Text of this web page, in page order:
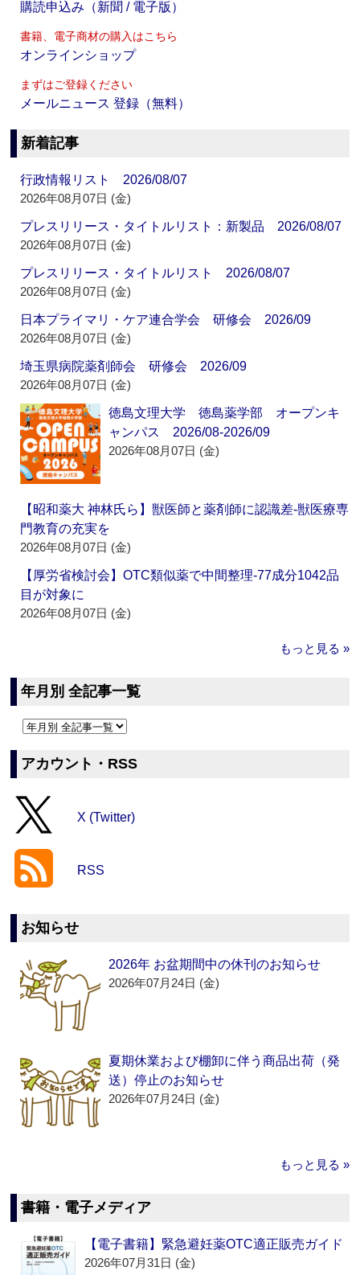
購読申込み（新聞 / 電子版）
書籍、電子商材の購入はこちら
オンラインショップ
まずはご登録ください
メールニュース 登録（無料）
新着記事
行政情報リスト 2026/08/07
2026年08月07日 (金)
プレスリリース・タイトルリスト：新製品 2026/08/07
2026年08月07日 (金)
プレスリリース・タイトルリスト 2026/08/07
2026年08月07日 (金)
日本プライマリ・ケア連合学会 研修会 2026/09
2026年08月07日 (金)
埼玉県病院薬剤師会 研修会 2026/09
2026年08月07日 (金)
徳島文理大学 徳島薬学部 オープンキ
ャンパス 2026/08-2026/09
2026年08月07日 (金)
【昭和薬大 神林氏ら】獣医師と薬剤師に認識差‐獣医療専
門教育の充実を
2026年08月07日 (金)
【厚労省検討会】OTC類似薬で中間整理‐77成分1042品
目が対象に
2026年08月07日 (金)
もっと見る »
年月別 全記事一覧
アカウント・RSS
X (Twitter)
RSS
お知らせ
2026年 お盆期間中の休刊のお知らせ
2026年07月24日 (金)
夏期休業および棚卸に伴う商品出荷（発
送）停止のお知らせ
2026年07月24日 (金)
もっと見る »
書籍・電子メディア
【電子書籍】緊急避妊薬OTC適正販売ガイド
2026年07月31日 (金)